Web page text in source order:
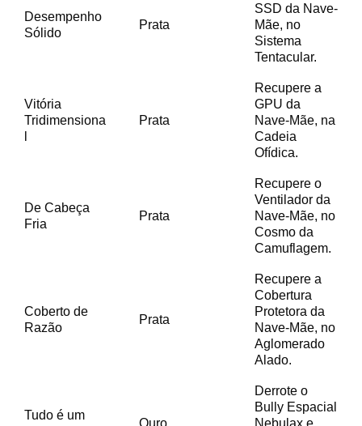
Desempenho
Sólido
Prata
SSD da Nave-
Mãe, no
Sistema
Tentacular.
Vitória
Tridimensiona
Prata
Recupere a
GPU da
Nave-Mãe, na
Cadeia
Ofídica.
De Cabeça
Fria
Prata
Recupere o
Ventilador da
Nave-Mãe, no
Cosmo da
Camuflagem.
Coberto de
Razão
Prata
Recupere a
Cobertura
Protetora da
Nave-Mãe, no
Aglomerado
Alado.
Tudo é um
Ouro
Derrote o
Bully Espacial
Nebulax e